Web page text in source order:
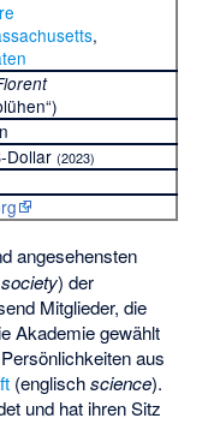
,
Dollar (2023)
angesehensten
) der
Mitglieder, die
Akademie gewählt
aus
(englischscience).
und hat ihren Sitz